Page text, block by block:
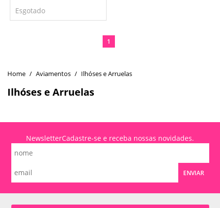
Aviamentos Ilhóses e Arruelas
Ilhóses e Arruelas
Esgotado
1
NewsletterCadastre-se e receba nossas novidades.
ENVIAR